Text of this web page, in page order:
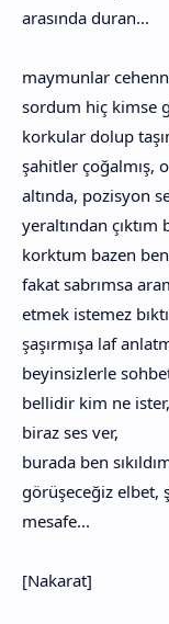
arasında duran...
maymunlar
sordum hiç kimse
korkular dolup
şahitler çoğalmış,
altında, pozisyon
yeraltından
korktum bazen
fakat sabrımsa
etmek istemez
şaşırmışa laf
beyinsizlerle
bellidir kim ne
biraz ses ver,
burada ben
görüşeceğiz elbet,
mesafe...
[Nakarat]